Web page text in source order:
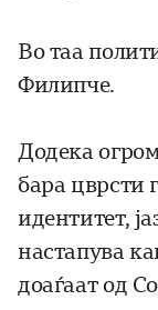
Во таа
Филипче.
Додека
бара цврсти
идентитет,
настапува
доаѓаат од